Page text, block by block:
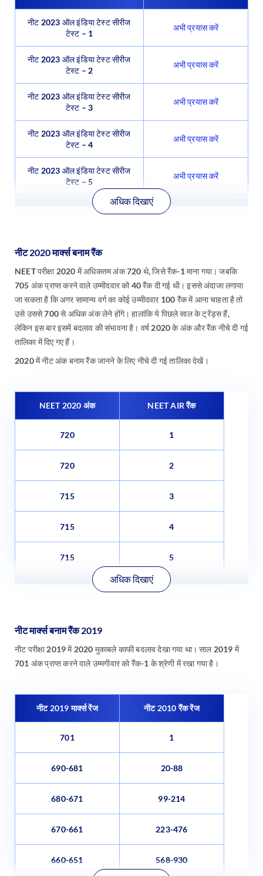
नीट 2023 ऑल इंडिया टेस्ट सीरीज
टेस्ट – 1
अभी प्रयास करें
नीट 2023 ऑल इंडिया टेस्ट सीरीज
टेस्ट – 2
अभी प्रयास करें
नीट 2023 ऑल इंडिया टेस्ट सीरीज
टेस्ट – 3
अभी प्रयास करें
नीट 2023 ऑल इंडिया टेस्ट सीरीज
टेस्ट – 4
अभी प्रयास करें
नीट 2023 ऑल इंडिया टेस्ट सीरीज
टेस्ट – 5
अभी प्रयास करें
अधिक दिखाएं
नीट 2020 मार्क्स बनाम रैंक
NEET परीक्षा 2020 में अधिकतम अंक 720 थे, जिसे रैंक-1 माना गया। जबकि
705 अंक प्राप्त करने वाले उम्मीदवार को 40 रैंक दी गई थी। इससे अंदाजा लगाया
जा सकता है कि अगर सामान्य वर्ग का कोई उम्मीदवार 100 रैंक में आना चाहता है तो
उसे उससे 700 से अधिक अंक लेने होंगे। हालांकि ये पिछले साल के ट्रेंड्स हैं,
लेकिन इस बार इसमें बदलाव की संभावना है। वर्ष 2020 के अंक और रैंक नीचे दी गई
तालिका में दिए गए हैं।
2020 में नीट अंक बनाम रैंक जानने के लिए नीचे दी गई तालिका देखें।
NEET 2020 अंक NEET AIR रैंक
720 1
720 2
715 3
715 4
715 5
अधिक दिखाएं
नीट मार्क्स बनाम रैंक 2019
नीट परीक्षा 2019 में 2020 मुकाबले काफी बदलाव देखा गया था। साल 2019 में
701 अंक प्राप्त करने वाले उम्मगीवार को रैंक-1 के श्रेणी में रखा गया है।
नीट 2019 मार्क्स रेंज नीट 2010 रैंक रेंज
701 1
690-681 20-88
680-671 99-214
670-661 223-476
660-651 568-930